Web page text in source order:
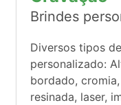
Brindes
Diversos tipos
personalizado:
bordado,
resinada, laser,